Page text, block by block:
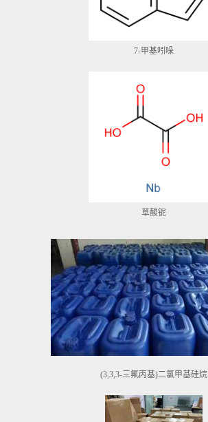
7-甲基吲哚
草酸铌
(3,3,3-三氟丙基)二氯甲基硅烷